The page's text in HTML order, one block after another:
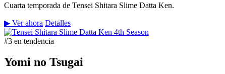
Cuarta temporada de Tensei Shitara Slime Datta Ken.
▶ Ver ahora Detalles
#3 en tendencia
Yomi no Tsugai